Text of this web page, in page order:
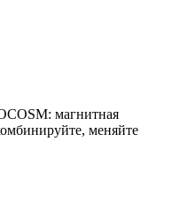
магнитная
меняйте